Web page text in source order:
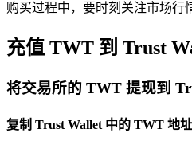
购买过程中，要时刻关注市场行
充值 TWT 到 Trust
将交易所的 TWT 提现到
复制 Trust Wallet 中的 TWT 地址